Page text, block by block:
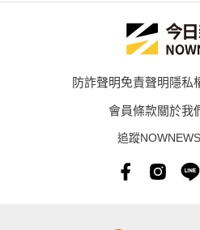
防詐聲明免責聲明隱私
會員條款關於我
追蹤